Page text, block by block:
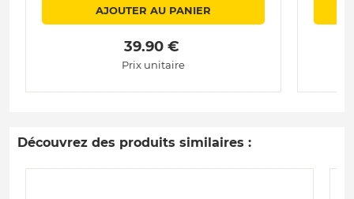
AJOUTER AU PANIER
39.90 €
Prix unitaire
Découvrez des produits similaires :